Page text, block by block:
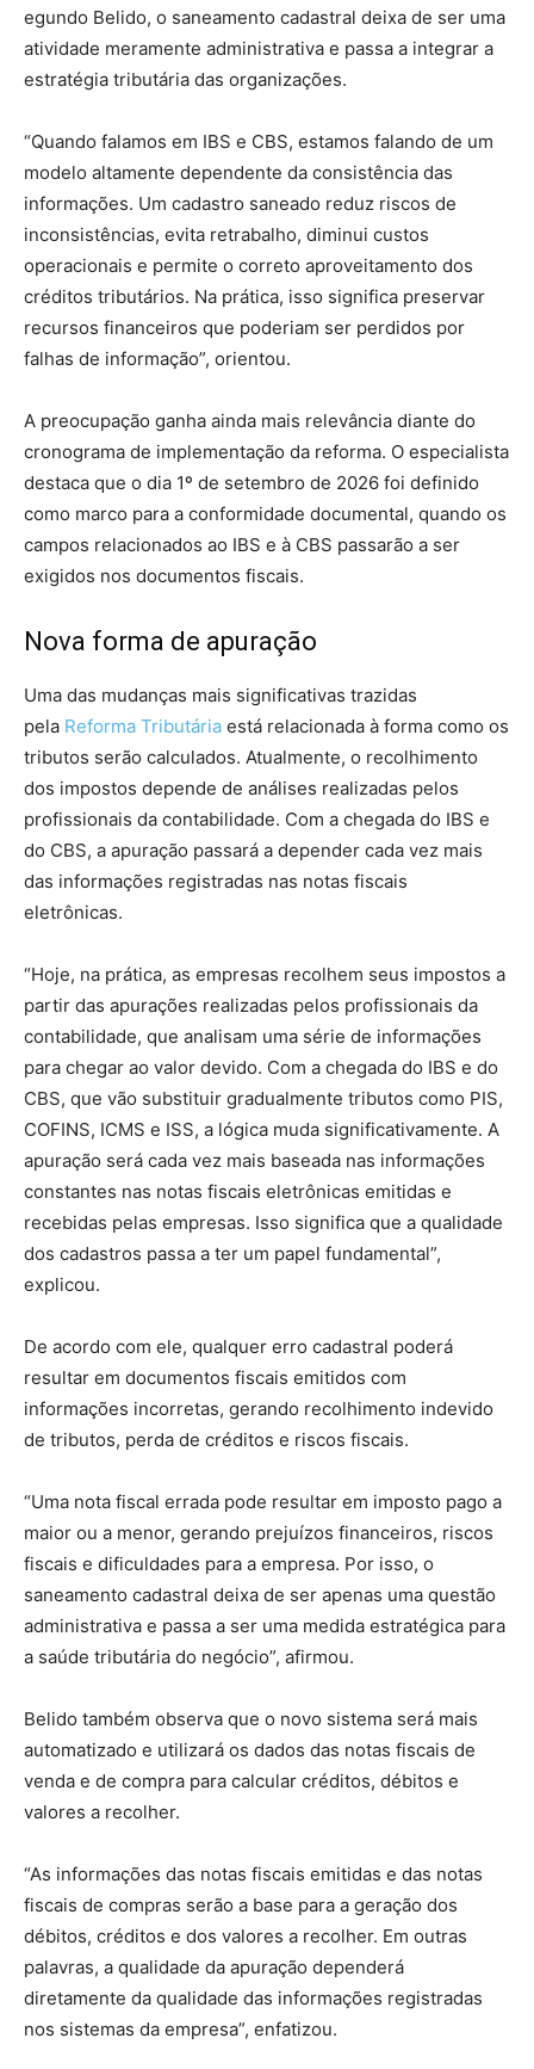
egundo Belido, o saneamento cadastral deixa de ser uma
atividade meramente administrativa e passa a integrar a
estratégia tributária das organizações.
“Quando falamos em IBS e CBS, estamos falando de um
modelo altamente dependente da consistência das
informações. Um cadastro saneado reduz riscos de
inconsistências, evita retrabalho, diminui custos
operacionais e permite o correto aproveitamento dos
créditos tributários. Na prática, isso significa preservar
recursos financeiros que poderiam ser perdidos por
falhas de informação”, orientou.
A preocupação ganha ainda mais relevância diante do
cronograma de implementação da reforma. O especialista
destaca que o dia 1º de setembro de 2026 foi definido
como marco para a conformidade documental, quando os
campos relacionados ao IBS e à CBS passarão a ser
exigidos nos documentos fiscais.
Nova forma de apuração
Uma das mudanças mais significativas trazidas
pela Reforma Tributária está relacionada à forma como os
tributos serão calculados. Atualmente, o recolhimento
dos impostos depende de análises realizadas pelos
profissionais da contabilidade. Com a chegada do IBS e
do CBS, a apuração passará a depender cada vez mais
das informações registradas nas notas fiscais
eletrônicas.
“Hoje, na prática, as empresas recolhem seus impostos a
partir das apurações realizadas pelos profissionais da
contabilidade, que analisam uma série de informações
para chegar ao valor devido. Com a chegada do IBS e do
CBS, que vão substituir gradualmente tributos como PIS,
COFINS, ICMS e ISS, a lógica muda significativamente. A
apuração será cada vez mais baseada nas informações
constantes nas notas fiscais eletrônicas emitidas e
recebidas pelas empresas. Isso significa que a qualidade
dos cadastros passa a ter um papel fundamental”,
explicou.
De acordo com ele, qualquer erro cadastral poderá
resultar em documentos fiscais emitidos com
informações incorretas, gerando recolhimento indevido
de tributos, perda de créditos e riscos fiscais.
“Uma nota fiscal errada pode resultar em imposto pago a
maior ou a menor, gerando prejuízos financeiros, riscos
fiscais e dificuldades para a empresa. Por isso, o
saneamento cadastral deixa de ser apenas uma questão
administrativa e passa a ser uma medida estratégica para
a saúde tributária do negócio”, afirmou.
Belido também observa que o novo sistema será mais
automatizado e utilizará os dados das notas fiscais de
venda e de compra para calcular créditos, débitos e
valores a recolher.
“As informações das notas fiscais emitidas e das notas
fiscais de compras serão a base para a geração dos
débitos, créditos e dos valores a recolher. Em outras
palavras, a qualidade da apuração dependerá
diretamente da qualidade das informações registradas
nos sistemas da empresa”, enfatizou.